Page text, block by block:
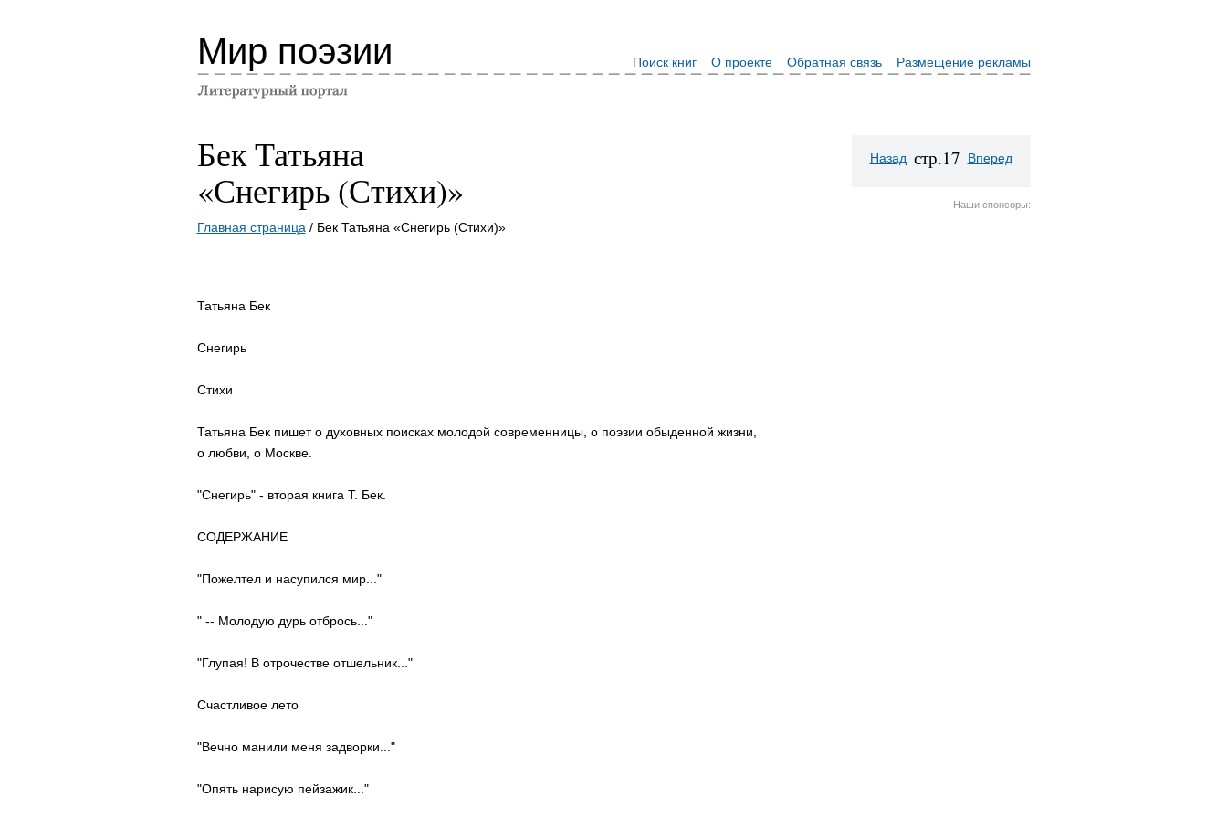
Мир поэзии Поиск книг О проекте Обратная связь Размещение рекламы
Бек Татьяна
«Снегирь (Стихи)»
Главная страница / Бек Татьяна «Снегирь (Стихи)»
Татьяна Бек
Снегирь
Стихи
Татьяна Бек пишет о духовных поисках молодой современницы, о поэзии обыденной жизни,
о любви, о Москве.
"Снегирь" - вторая книга Т. Бек.
СОДЕРЖАНИЕ
"Пожелтел и насупился мир..."
" -- Молодую дурь отбрось..."
"Глупая! В отрочестве отшельник..."
Счастливое лето
"Вечно манили меня задворки..."
"Опять нарисую пейзажик..."
Назад стр.17 Вперед
Наши спонсоры: